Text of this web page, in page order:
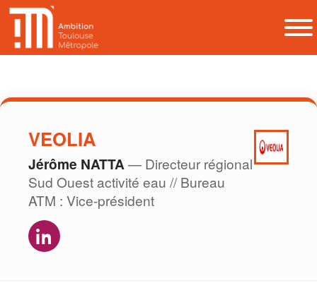
VEOLIA
Jérôme NATTA— Directeur régional
Sud Ouest activité eau // Bureau
ATM : Vice-président